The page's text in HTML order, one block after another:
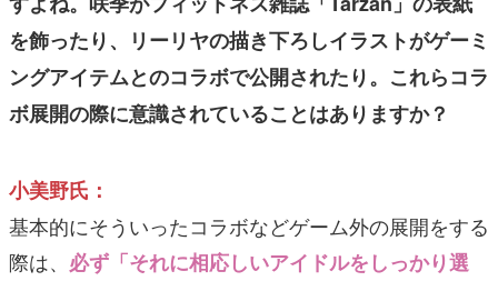
を飾ったり、リーリヤの描き下ろしイラストがゲーミ
ングアイテムとのコラボで公開されたり。これらコラ
ボ展開の際に意識されていることはありますか？
小美野氏：
基本的にそういったコラボなどゲーム外の展開をする
際は、 必ず「それに相応しいアイドルをしっかり選